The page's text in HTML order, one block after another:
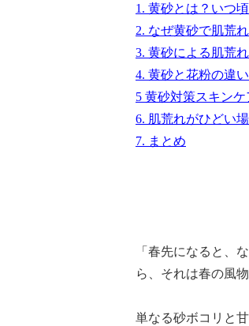
1. 黄砂とは？いつ
2. なぜ黄砂で肌荒
3. 黄砂による肌荒
4. 黄砂と花粉の違
5 黄砂対策スキン
6. 肌荒れがひどい
7. まとめ
「春先になると、
ら、それは春の風
単なる砂ボコリと